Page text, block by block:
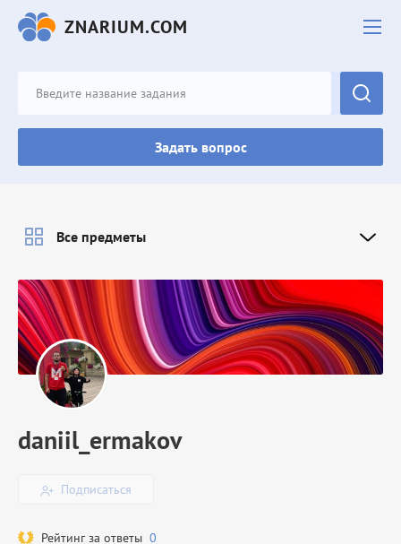
ZNARIUM.COM
Задать вопрос
daniil_ermakov
Подписаться
Рейтинг за ответы 0
Все предметы